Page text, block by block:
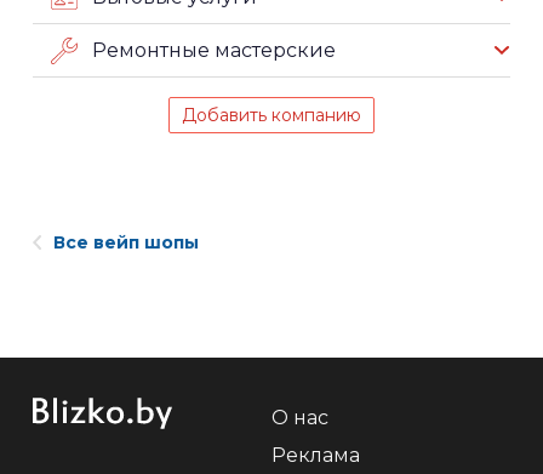
Ремонтные мастерские
Добавить компанию
Все вейп шопы
О нас
Реклама